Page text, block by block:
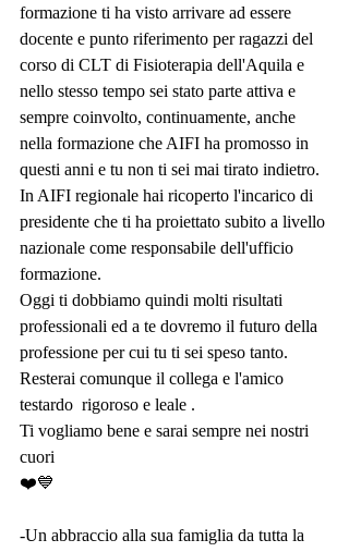
formazione ti ha visto arrivare ad essere
docente e punto riferimento per ragazzi del
corso di CLT di Fisioterapia dell'Aquila e
nello stesso tempo sei stato parte attiva e
sempre coinvolto, continuamente, anche
nella formazione che AIFI ha promosso in
questi anni e tu non ti sei mai tirato indietro.
In AIFI regionale hai ricoperto l'incarico di
presidente che ti ha proiettato subito a livello
nazionale come responsabile dell'ufficio
formazione.
Oggi ti dobbiamo quindi molti risultati
professionali ed a te dovremo il futuro della
professione per cui tu ti sei speso tanto.
Resterai comunque il collega e l'amico
testardo  rigoroso e leale .
Ti vogliamo bene e sarai sempre nei nostri
cuori
❤️💙
-Un abbraccio alla sua famiglia da tutta la